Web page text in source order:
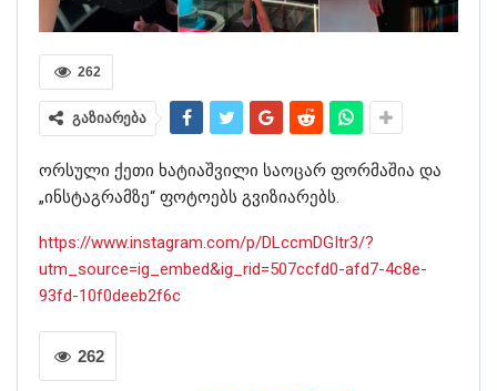
262
გაზიარება
ორსული ქეთი ხატიაშვილი საოცარ ფორმაშია და
„ინსტაგრამზე“ ფოტოებს გვიზიარებს.
https://www.instagram.com/p/DLccmDGItr3/?
utm_source=ig_embed&ig_rid=507ccfd0-afd7-4c8e-
93fd-10f0deeb2f6c
262